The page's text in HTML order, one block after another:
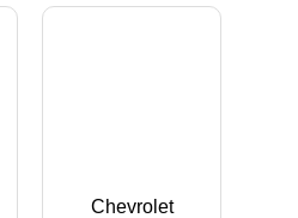
Chevrolet